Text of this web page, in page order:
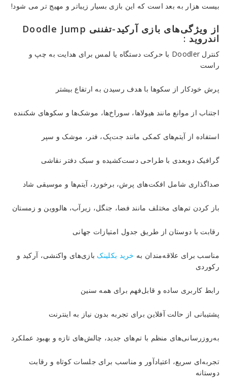
بیست هزار به بعد است که این بازی بسیار زیباتر و مهیج تر می شود!
از ویژگی‌های بازی آرکید-تفننی Doodle Jump
اندروید :
کنترل Doodler با حرکت دستگاه یا لمس برای هدایت به چپ و
راست
پرش خودکار از سکوها با هدف رسیدن به ارتفاع بیشتر
اجتناب از موانع مانند هیولاها، سوراخ‌ها، موشک‌ها و سکوهای شکننده
استفاده از آیتم‌های کمکی مانند جت‌پک، فنر، موشک و سپر
گرافیک دوبعدی با طراحی دست‌کشیده و سبک دفتر نقاشی
صداگذاری شامل افکت‌های پرش، برخورد، آیتم‌ها و موسیقی شاد
باز کردن تم‌های مختلف مانند فضا، جنگل، زیرآب، هالووین و زمستان
رقابت با دوستان از طریق جدول امتیازات جهانی
مناسب برای علاقه‌مندان به خرید بکلینک بازی‌های واکنشی، آرکید و
رکوردی
رابط کاربری ساده و قابل‌فهم برای همه سنین
پشتیبانی از حالت آفلاین برای تجربه بدون نیاز به اینترنت
به‌روزرسانی‌های منظم با تم‌های جدید، چالش‌های تازه و بهبود عملکرد
تجربه‌ای سریع، اعتیادآور و مناسب برای جلسات کوتاه و رقابت
دوستانه